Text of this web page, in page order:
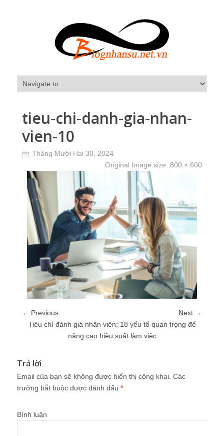
tieu-chi-danh-gia-nhan-
vien-10
Tháng Mười Hai 30, 2024
Original Image size: 800 × 600
← Previous
Next →
Tiêu chí đánh giá nhân viên: 18 yếu tố quan trọng để
nâng cao hiệu suất làm việc
Trả lời
Email của bạn sẽ không được hiển thị công khai. Các
trường bắt buộc được đánh dấu *
Bình luận